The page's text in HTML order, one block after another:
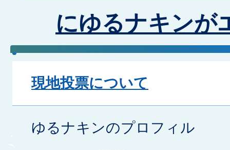
にゆるナキンが
現地投票について
ゆるナキンのプロフィル